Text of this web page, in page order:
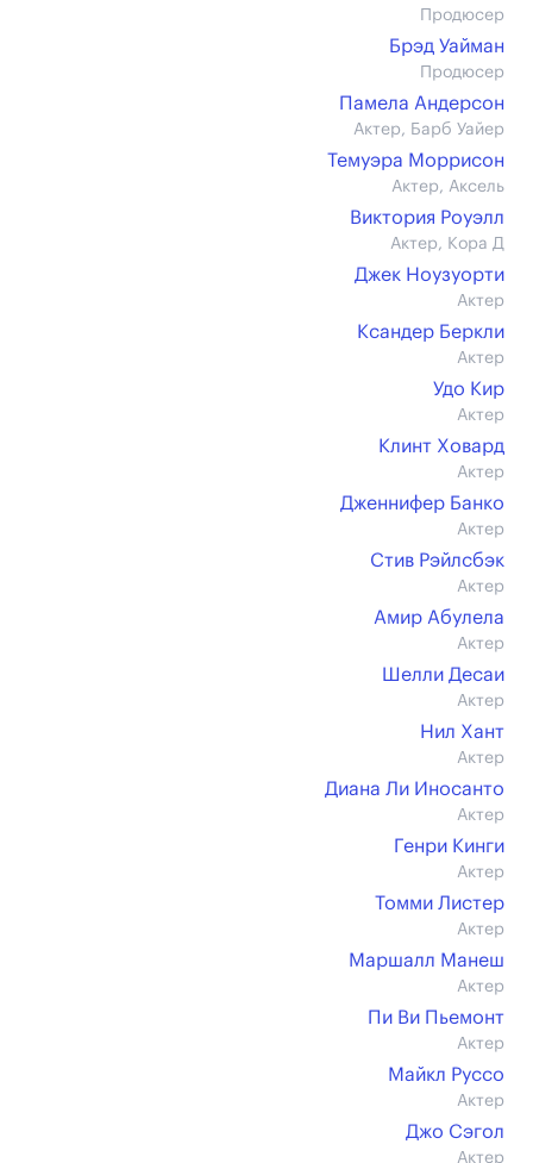
Продюсер
Брэд Уайман
Продюсер
Памела Андерсон
Актер, Барб Уайер
Темуэра Моррисон
Актер, Аксель
Виктория Роуэлл
Актер, Кора Д
Джек Ноузуорти
Актер
Ксандер Беркли
Актер
Удо Кир
Актер
Клинт Ховард
Актер
Дженнифер Банко
Актер
Стив Рэйлсбэк
Актер
Амир Абулела
Актер
Шелли Десаи
Актер
Нил Хант
Актер
Диана Ли Иносанто
Актер
Генри Кинги
Актер
Томми Листер
Актер
Маршалл Манеш
Актер
Пи Ви Пьемонт
Актер
Майкл Руссо
Актер
Джо Сэгол
Актер